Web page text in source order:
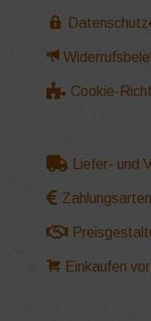
Cookie-
Liefer- und
Zahlungsarten
Einkaufen